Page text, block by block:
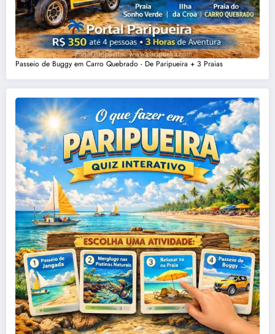
Passeio de Buggy em Carro Quebrado - De Paripueira + 3 Praias